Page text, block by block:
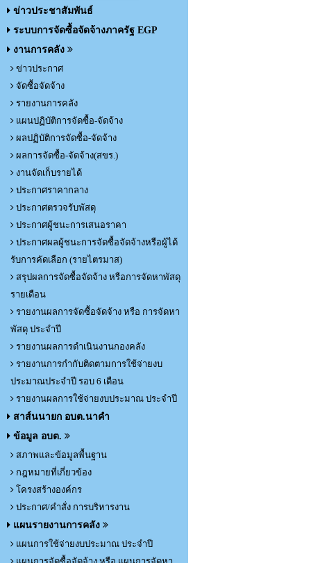
ข่าวประชาสัมพันธ์
ระบบการจัดซื้อจัดจ้างภาครัฐ EGP
งานการคลัง
ข่าวประกาศ
จัดซื้อจัดจ้าง
รายงานการคลัง
แผนปฏิบัติการจัดซื้อ-จัดจ้าง
ผลปฏิบัติการจัดซื้อ-จัดจ้าง
ผลการจัดซื้อ-จัดจ้าง(สขร.)
งานจัดเก็บรายได้
ประกาศราคากลาง
ประกาศตรวจรับพัสดุ
ประกาศผู้ชนะการเสนอราคา
ประกาศผลผู้ชนะการจัดซื้อจัดจ้างหรือผู้ได้
รับการคัดเลือก (รายไตรมาส)
สรุปผลการจัดซื้อจัดจ้าง หรือการจัดหาพัสดุ
รายเดือน
รายงานผลการจัดซื้อจัดจ้าง หรือ การจัดหา
พัสดุ ประจำปี
รายงานผลการดำเนินงานกองคลัง
รายงานการกำกับติดตามการใช้จ่ายงบ
ประมาณประจำปี รอบ 6 เดือน
รายงานผลการใช้จ่ายงบประมาณ ประจำปี
สาส์นนายก อบต.นาคำ
ข้อมูล อบต.
สภาพและข้อมูลพื้นฐาน
กฎหมายที่เกี่ยวข้อง
โครงสร้างองค์กร
ประกาศ/คำสั่ง การบริหารงาน
แผนรายงานการคลัง
แผนการใช้จ่ายงบประมาณ ประจำปี